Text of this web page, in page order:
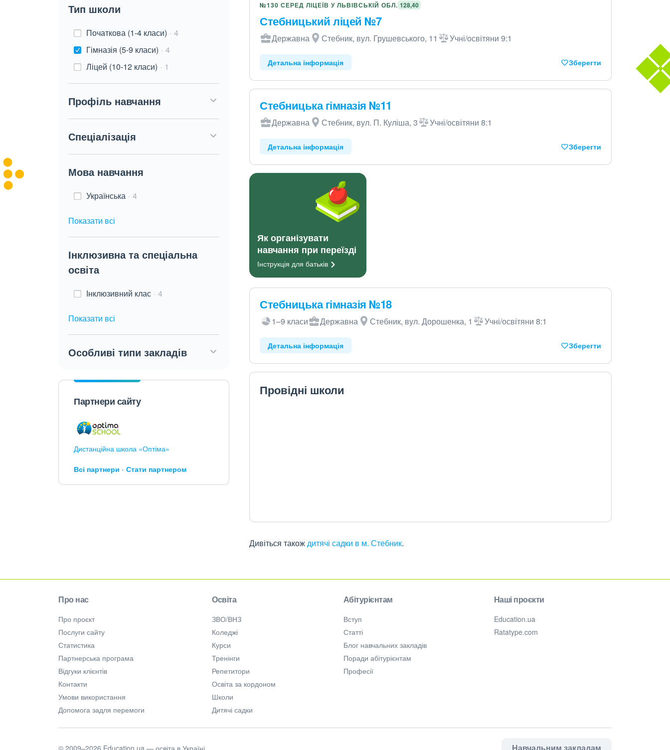
Тип школи
Початкова (1-4 класи)
4
Гімназія (5-9 класи)
4
Ліцей (10-12 класи)
1
Профіль навчання
Спеціалізація
Мова навчання
Українська 4
Показати всі
Інклюзивна та спеціальна
освіта
Інклюзивний клас 4
Показати всі
Особливі типи закладів
Партнери сайту
Дистанційна школа «Оптіма»
Всі партнери Стати партнером
№130 СЕРЕД ЛІЦЕЇВ У ЛЬВІВСЬКІЙ ОБЛ. 128,40
Стебницький ліцей №7
Державна Стебник, вул. Грушевського, 11 Учні/освітяни 9:1
Детальна інформація Зберегти
Стебницька гімназія №11
Державна Стебник, вул. П. Куліша, 3 Учні/освітяни 8:1
Детальна інформація Зберегти
Як організувати
навчання при переїзді
Інструкція длябатьків
Стебницька гімназія №18
1–9 класи Державна Стебник, вул. Дорошенка, 1 Учні/освітяни 8:1
Детальна інформація Зберегти
Провідні школи
Дивіться такождитячі садки в м. Стебник.
Про нас
Про проєкт
Послуги сайту
Статистика
Партнерська програма
Відгуки клієнтів
Контакти
Умови використання
Допомога задля перемоги
Освіта
ЗВО/ВНЗ
Коледжі
Курси
Тренінги
Репетитори
Освіта за кордоном
Школи
Дитячі садки
Абітурієнтам
Вступ
Статті
Блог навчальних закладів
Поради абітурієнтам
Професії
Наші проєкти
Education.ua
Ratatype.com
© 2009–2026 Education.ua — освіта в Україні.